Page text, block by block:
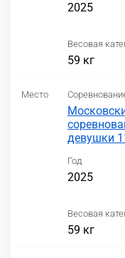
2025
Весовая
59 кг
Место
девушки
Год
2025
Весовая
59 кг